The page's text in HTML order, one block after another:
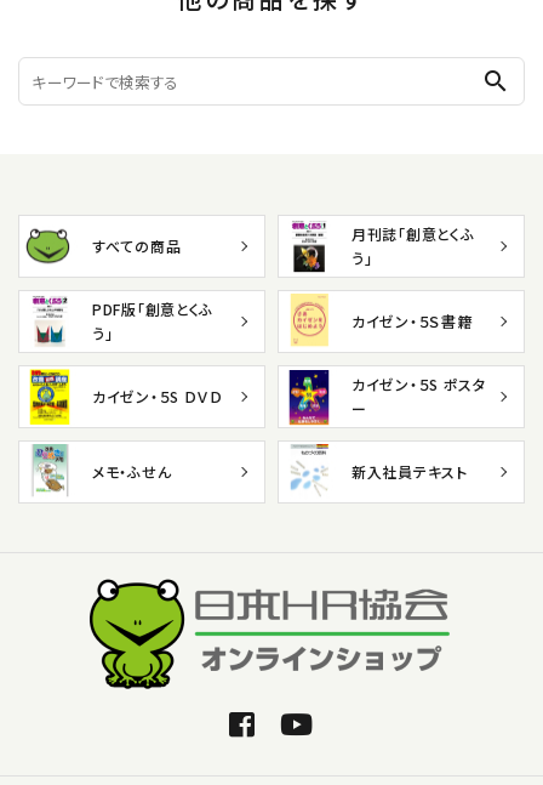
search
すべての商品
月刊誌「創意とくふ
う」
PDF版「創意とくふ
う」
カイゼン・５Ｓ書籍
カイゼン・５S ＤＶＤ
カイゼン・５S ポスタ
ー
メモ・ふせん 新入社員テキスト